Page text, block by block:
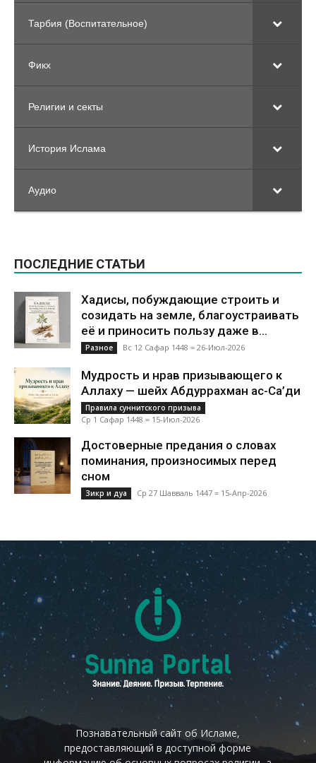
Тарбия (Воспитательное)
Фикх
Религии и секты
История Ислама
Аудио
ПОСЛЕДНИЕ СТАТЬИ
Хадисы, побуждающие строить и
созидать на земле, благоустраивать
её и приносить пользу даже в...
Разное Вс 12 Сафар 1448 = 26-Июл-2026
Мудрость и нрав призывающего к
Аллаху — шейх Абдуррахман ас-Са’ди
Правила суннитского призыва
Ср 1 Сафар 1448 = 15-Июл-2026
Достоверные предания о словах
поминания, произносимых перед
сном
Зикр и дуа Ср 27 Шавваль 1447 = 15-Апр-2026
Познавательный сайт об Исламе,
предоставляющий в доступной форме